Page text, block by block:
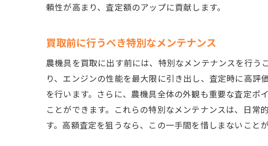
頼性が高まり、査定額のアップに貢献します。
買取前に行うべき特別なメンテナンス
農機具を買取に出す前には、特別なメンテナンスを行う
り、エンジンの性能を最大限に引き出し、査定時に高
を行います。さらに、農機具全体の外観も重要な査定ポ
ことができます。これらの特別なメンテナンスは、日
す。高額査定を狙うなら、この一手間を惜しまないことが